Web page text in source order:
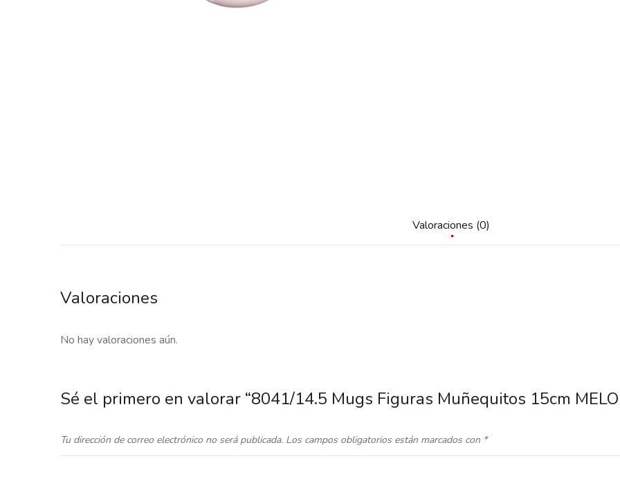
Valoraciones (0)
Valoraciones
No hay valoraciones aún.
Sé el primero en valorar “8041/14.5 Mugs Figuras Muñequitos 15cm
Tu dirección de correo electrónico no será publicada. Los campos obligatorios están marcados con *